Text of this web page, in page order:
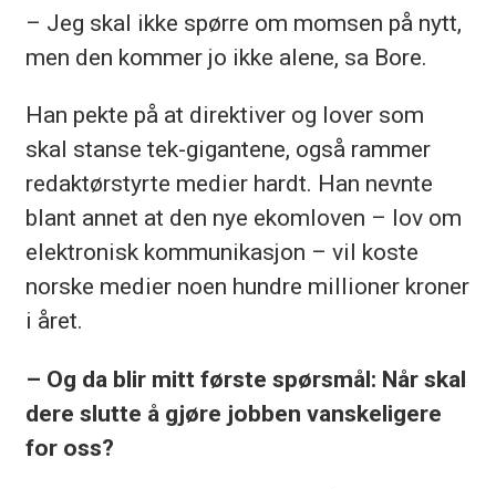
– Jeg skal ikke spørre om momsen på nytt,
men den kommer jo ikke alene, sa Bore.
Han pekte på at direktiver og lover som
skal stanse tek-gigantene, også rammer
redaktørstyrte medier hardt. Han nevnte
blant annet at den nye ekomloven – lov om
elektronisk kommunikasjon – vil koste
norske medier noen hundre millioner kroner
i året.
– Og da blir mitt første spørsmål: Når skal
dere slutte å gjøre jobben vanskeligere
for oss?